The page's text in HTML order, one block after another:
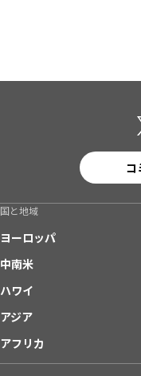
コ
国と地域
ヨーロッパ
中南米
ハワイ
アジア
アフリカ